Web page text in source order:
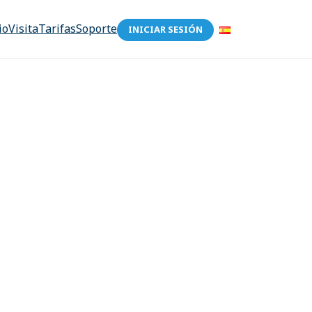
VisitaTarifasSoporte INICIAR SESIÓN